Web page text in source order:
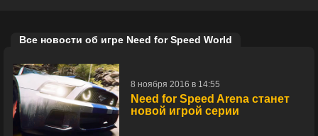
Все новости об игре Need for Speed World
8 ноября 2016 в 14:55
Need for Speed Arena станет
новой игрой серии